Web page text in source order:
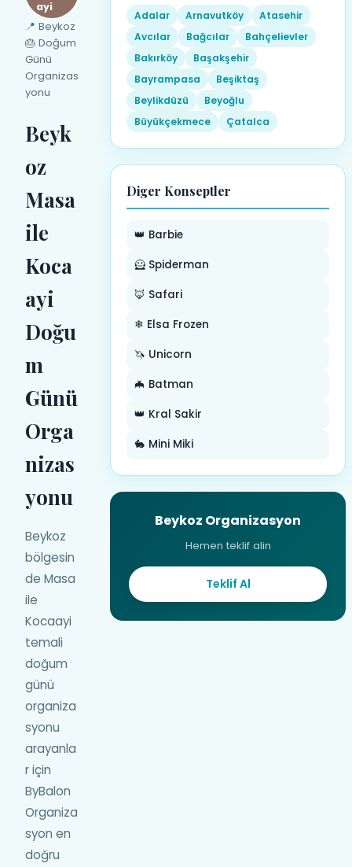
ayi
📍 Beykoz
🎂 Doğum
Günü
Organizas
yonu
Beyk
oz
Masa
ile
Koca
ayi
Doğu
m
Günü
Orga
nizas
yonu
Beykoz
bölgesin
de Masa
ile
Kocaayi
temali
doğum
günü
organiza
syonu
arayanla
r için
ByBalon
Organiza
syon en
doğru
Adalar Arnavutköy
Atasehir
Avcılar
Bağcılar
Bahçelievler
Bakırköy
Başakşehir
Bayrampasa
Beşiktaş
Beylikdüzü
Beyoğlu
Büyükçekmece
Çatalca
Diger Konseptler
👑 Barbie
🦸 Spiderman
🦊 Safari
❄ Elsa Frozen
🦄 Unicorn
🦇 Batman
👑 Kral Sakir
🐇 Mini Miki
Beykoz Organizasyon
Hemen teklif alin
Teklif Al